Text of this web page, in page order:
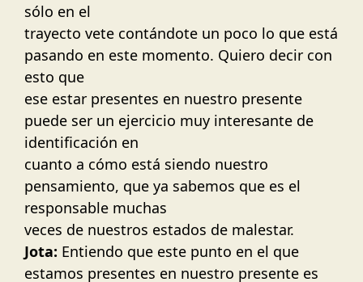
sólo en el
trayecto vete contándote un poco lo que está
pasando en este momento. Quiero decir con
esto que
ese estar presentes en nuestro presente
puede ser un ejercicio muy interesante de
identificación en
cuanto a cómo está siendo nuestro
pensamiento, que ya sabemos que es el
responsable muchas
veces de nuestros estados de malestar.
Jota: Entiendo que este punto en el que
estamos presentes en nuestro presente es